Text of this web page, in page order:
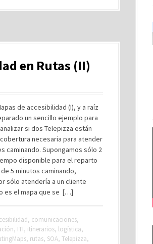
en Rutas (II)
de accesibilidad (I), y a raíz
un sencillo ejemplo para
si dos Telepizza están
necesaria para atender
caminando. Supongamos sólo 2
disponible para el reparto
5 minutos caminando,
sólo atendería a un cliente
es el mapa que se […]
, comunicaciones,
, ITI, itinerarios, logística,
, rutas, SOA, Telepizza,